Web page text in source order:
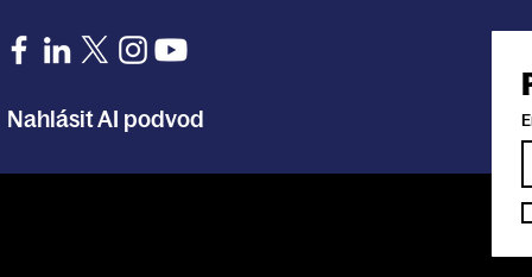
Nahlásit AI podvod